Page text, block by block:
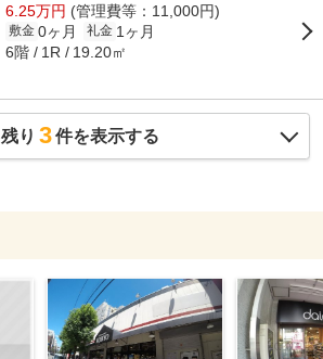
6.25万円 (管理費等：11,000円)
敷金 0ヶ月 礼金 1ヶ月
6階 1R 19.20㎡
残り 3件を表示する